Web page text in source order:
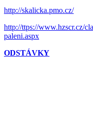
http://skalicka.pmo.cz/
http://ttps://www.hzscr.cz/
paleni.aspx
ODSTÁVKY